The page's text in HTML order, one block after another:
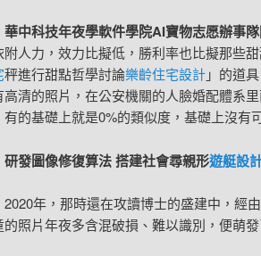
華中科技年夜學軟件學院AI寶物志愿辦事隊
附人力，效力比擬低，勝利率也比擬那些
秤進行甜點哲學討論樂齡住宅設計」的道
高清的照片，在公安機關的人臉婚配體系
有的基礎上就是0%的類似度，基礎上沒有
研發圖像修復算法 搭建社會尋親形遊艇設
2020年，那時還在攻讀博士的盛建中，經
的照片年夜多含混破損、難以識別，便萌